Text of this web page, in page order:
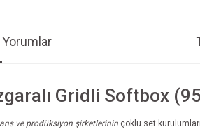
Yorumlar
Gridli Softbox
ve prodüksiyon şirketlerinin çoklu set